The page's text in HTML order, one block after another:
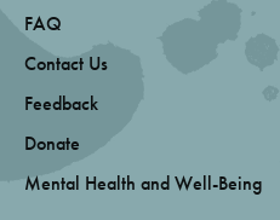
FAQ
Contact Us
Feedback
Donate
Mental Health and Well-Being